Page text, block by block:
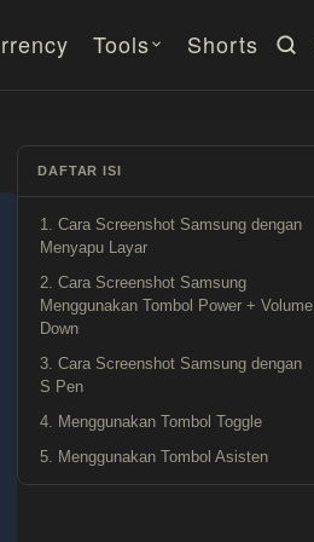
Tools Shorts
DAFTAR ISI
1. Cara Screenshot Samsung dengan
Menyapu Layar
2. Cara Screenshot Samsung
Menggunakan Tombol Power + Volume
Down
3. Cara Screenshot Samsung dengan
S Pen
4. Menggunakan Tombol Toggle
5. Menggunakan Tombol Asisten